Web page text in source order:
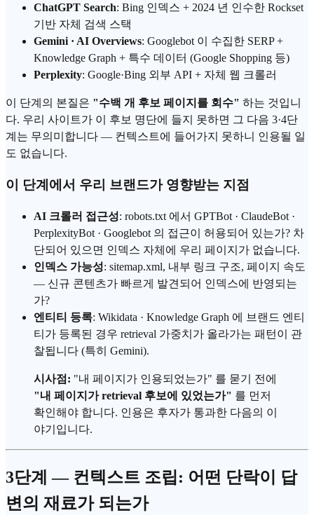
ChatGPT Search: Bing 인덱스 + 2024 년 인수한 Rockset
기반 자체 검색 스택
Gemini · AI Overviews: Googlebot 이 수집한 SERP +
Knowledge Graph + 특수 데이터 (Google Shopping 등)
Perplexity: Google·Bing 외부 API + 자체 웹 크롤러
이 단계의 본질은 "수백 개 후보 페이지를 회수" 하는 것입니
다. 우리 사이트가 이 후보 명단에 들지 못하면 그 다음 3·4단
계는 무의미합니다 — 컨텍스트에 들어가지 못하니 인용될 일
도 없습니다.
이 단계에서 우리 브랜드가 영향받는 지점
AI 크롤러 접근성: robots.txt 에서 GPTBot · ClaudeBot ·
PerplexityBot · Googlebot 의 접근이 허용되어 있는가? 차
단되어 있으면 인덱스 자체에 우리 페이지가 없습니다.
인덱스 가능성: sitemap.xml, 내부 링크 구조, 페이지 속도
— 신규 콘텐츠가 빠르게 발견되어 인덱스에 반영되는
가?
엔티티 등록: Wikidata · Knowledge Graph 에 브랜드 엔티
티가 등록된 경우 retrieval 가중치가 올라가는 패턴이 관
찰됩니다 (특히 Gemini).
시사점: "내 페이지가 인용되었는가" 를 묻기 전에
"내 페이지가 retrieval 후보에 있었는가" 를 먼저
확인해야 합니다. 인용은 후자가 통과한 다음의 이
야기입니다.
3단계 — 컨텍스트 조립: 어떤 단락이 답
변의 재료가 되는가